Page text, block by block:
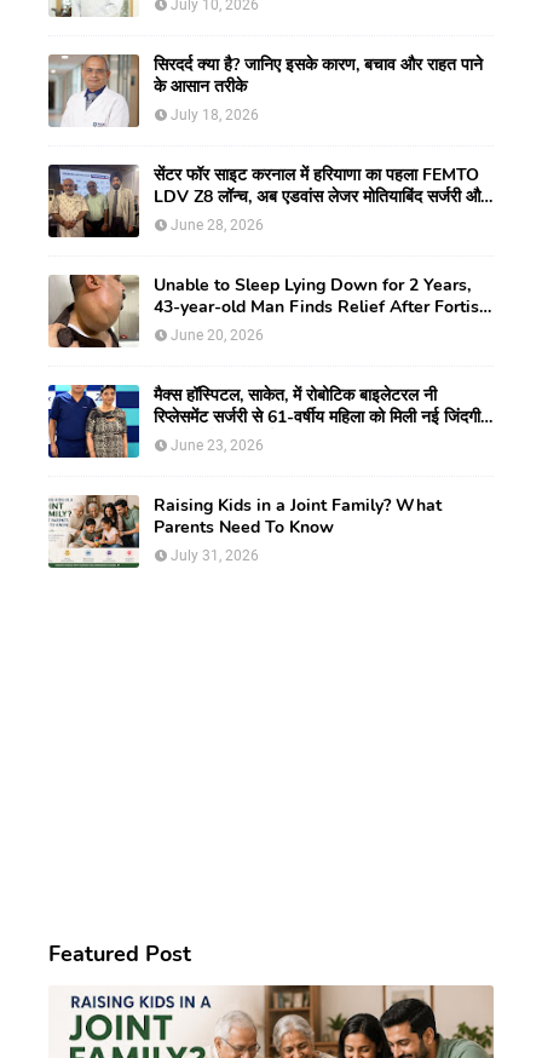
July 10, 2026
सिरदर्द क्या है? जानिए इसके कारण, बचाव और राहत पाने
के आसान तरीके
July 18, 2026
सेंटर फॉर साइट करनाल में हरियाणा का पहला FEMTO
LDV Z8 लॉन्च, अब एडवांस लेजर मोतियाबिंद सर्जरी और
CLEAR विजन करेक्शन की सुविधा
June 28, 2026
Unable to Sleep Lying Down for 2 Years,
43-year-old Man Finds Relief After Fortis
Gurugram Doctors Remove Rare Giant
Neck Tumour
June 20, 2026
मैक्स हॉस्पिटल, साकेत, में रोबोटिक बाइलेटरल नी
रिप्लेसमेंट सर्जरी से 61-वर्षीय महिला को मिली नई जिंदगी,
हुआ सेम-डे डिस्चार्ज
June 23, 2026
Raising Kids in a Joint Family? What
Parents Need To Know
July 31, 2026
Featured Post